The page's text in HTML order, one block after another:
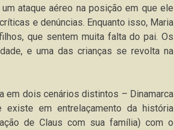
ataque aéreo na posição em que ele
e denúncias. Enquanto isso, Maria
que sentem muita falta do pai. Os
e uma das crianças se revolta na
em dois cenários distintos – Dinamarca
em entrelaçamento da história
de Claus com sua família) com o